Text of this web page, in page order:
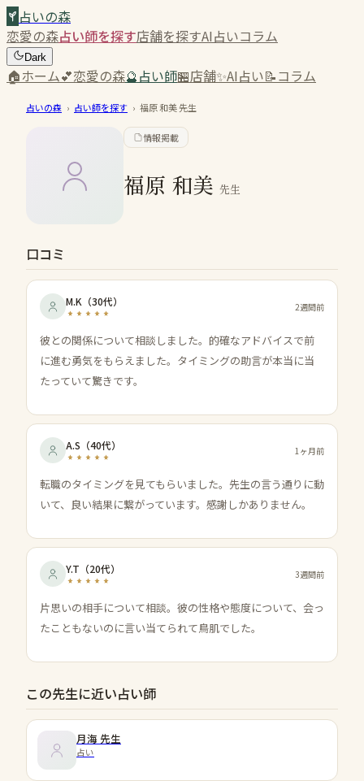
占いの森
恋愛の森占い師を探す店舗を探すAI占いコラム
Dark
🏠ホーム💕恋愛の森🔮占い師🏪店舗✨AI占い📝コラム
占いの森 › 占い師を探す › 福原 和美先生
情報掲載
福原 和美 先生
口コミ
M.K （30代） 2週間前
彼との関係について相談しました。的確なアドバイスで前
に進む勇気をもらえました。タイミングの助言が本当に当
たっていて驚きです。
A.S （40代） 1ヶ月前
転職のタイミングを見てもらいました。先生の言う通りに動
いて、良い結果に繋がっています。感謝しかありません。
Y.T （20代） 3週間前
片思いの相手について相談。彼の性格や態度について、会っ
たこともないのに言い当てられて鳥肌でした。
この先生に近い占い師
月海 先生
占い